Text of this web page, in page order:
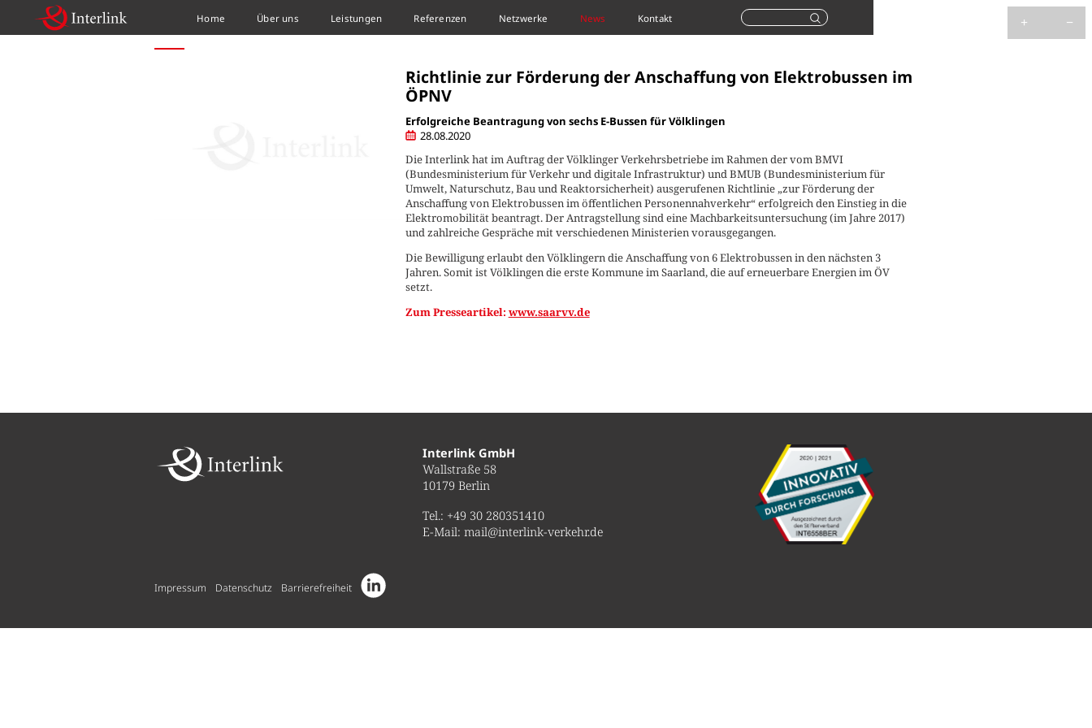
Suchen
Home Über uns Leistungen Referenzen Netzwerke News Kontakt
NEWS RICHTLINIE ZUR FÖRDERUNG DER ANSCHAFFUNG VON ELEKTROBUSSEN IM ÖPNV
Richtlinie zur Förderung der Anschaffung von Elektrobussen im
ÖPNV
Erfolgreiche Beantragung von sechs E-Bussen für Völklingen
28.08.2020
Die Interlink hat im Auftrag der Völklinger Verkehrsbetriebe im Rahmen der vom BMVI
(Bundesministerium für Verkehr und digitale Infrastruktur) und BMUB (Bundesministerium für
Umwelt, Naturschutz, Bau und Reaktorsicherheit) ausgerufenen Richtlinie „zur Förderung der
Anschaffung von Elektrobussen im öffentlichen Personennahverkehr“ erfolgreich den Einstieg in die
Elektromobilität beantragt. Der Antragstellung sind eine Machbarkeitsuntersuchung (im Jahre 2017)
und zahlreiche Gespräche mit verschiedenen Ministerien vorausgegangen.
Die Bewilligung erlaubt den Völklingern die Anschaffung von 6 Elektrobussen in den nächsten 3
Jahren. Somit ist Völklingen die erste Kommune im Saarland, die auf erneuerbare Energien im ÖV
setzt.
Zum Presseartikel: www.saarvv.de
Interlink GmbH
Wallstraße 58
10179 Berlin
Tel.: +49 30 280351410
E-Mail:mail@interlink-verkehr.de
Impressum Datenschutz Barrierefreiheit